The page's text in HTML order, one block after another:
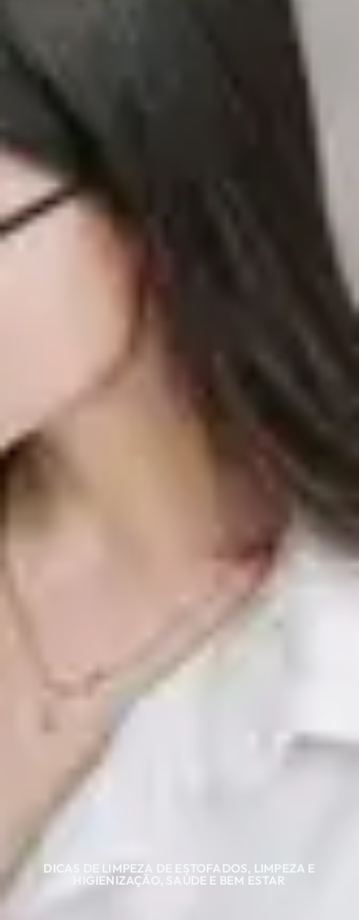
DICAS DE LIMPEZA DE ESTOFADOS, LIMPEZA E
HIGIENIZAÇÃO SAÚDE E BEM ESTAR